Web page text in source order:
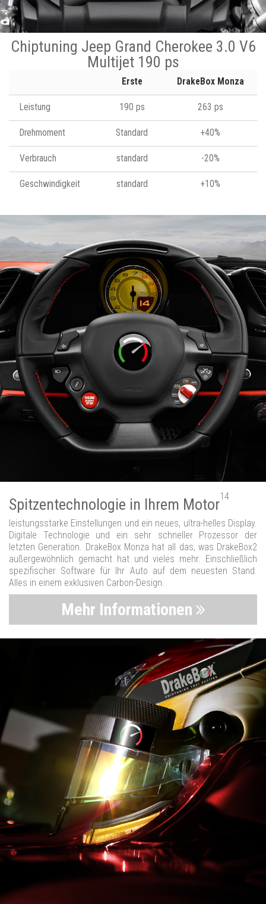
Chiptuning Jeep Grand Cherokee 3.0 V6
Multijet 190 ps
Erste DrakeBox Monza
Leistung 190 ps 263 ps
Drehmoment Standard +40%
Verbrauch standard -20%
Geschwindigkeit standard +10%
Spitzentechnologie in Ihrem Motor14
leistungsstarke Einstellungen und ein neues, ultra-helles Display.
Digitale Technologie und ein sehr schneller Prozessor der
letzten Generation. DrakeBox Monza hat all das, was DrakeBox2
außergewöhnlich gemacht hat und vieles mehr. Einschließlich
spezifischer Software für Ihr Auto auf dem neuesten Stand.
Alles in einem exklusiven Carbon-Design.
Mehr Informationen